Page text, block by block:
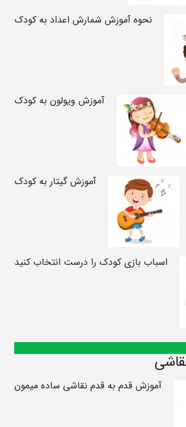
نحوه آموزش شمارش اعداد به کودک
آموزش ویولون به کودک
آموزش گیتار به کودک
اسباب بازی کودک را درست انتخاب کنید
آموزش قدم به قدم نقاشی ساده میمون